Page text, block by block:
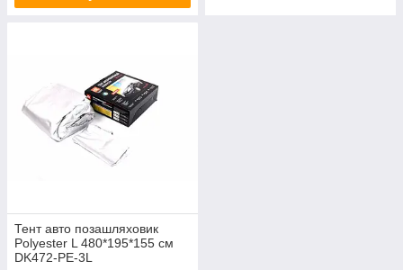
Тент авто позашляховик
Polyester L 480*195*155 см
DK472-PE-3L